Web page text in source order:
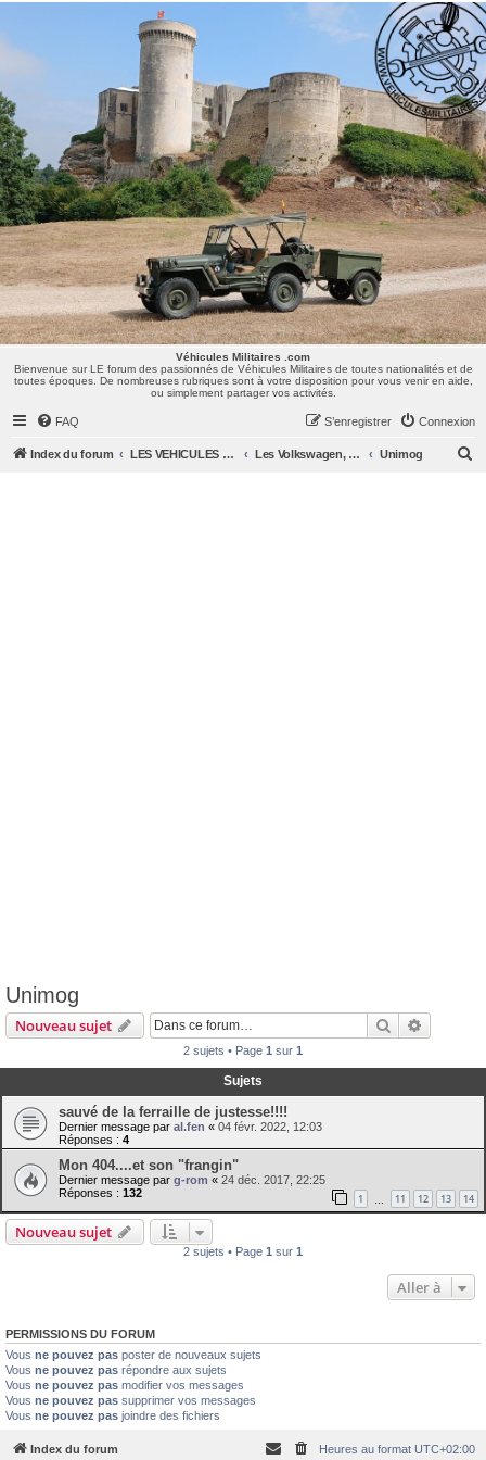
Véhicules Militaires .com
Bienvenue sur LE forum des passionnés de Véhicules Militaires de toutes nationalités et de
toutes époques. De nombreuses rubriques sont à votre disposition pour vous venir en aide,
ou simplement partager vos activités.
Véhicules Militaires .com
Bienvenue sur LE forum des passionnés de Véhicules Militaires de toutes nationalités et de
toutes époques. De nombreuses rubriques sont à votre disposition pour vous venir en aide,
ou simplement partager vos activités.
FAQ Connexion
S’enregistrer
Index du forum LES VEHICULES MILITAIRES Les Volkswagen, Mercedes, Opel, Zis, Lancia, GAZ,... Unimog
Unimog
Nouveau sujet Rechercher
2 sujets • Page 1 sur 1
Sujets
sauvé de la ferraille de justesse!!!!
Dernier message par al.fen « 04 févr. 2022, 12:03
Réponses : 4
Mon 404....et son "frangin"
Dernier message par g-rom « 24 déc. 2017, 22:25
Réponses : 132 1 11 12 13 14
Nouveau sujet
2 sujets • Page 1 sur 1
Aller à
PERMISSIONS DU FORUM
Vous ne pouvez pas poster de nouveaux sujets
Vous ne pouvez pas répondre aux sujets
Vous ne pouvez pas modifier vos messages
Vous ne pouvez pas supprimer vos messages
Vous ne pouvez pas joindre des fichiers
Index du forum Heures au format UTC+02:00